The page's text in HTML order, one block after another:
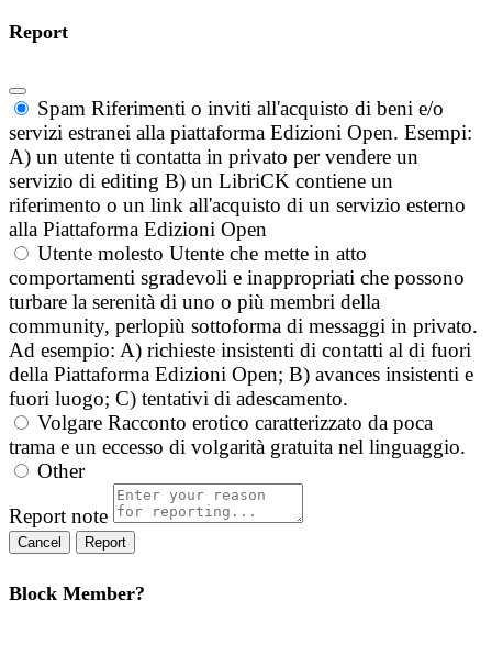
Report
Spam Riferimenti o inviti all'acquisto di beni e/o
servizi estranei alla piattaforma Edizioni Open. Esempi:
A) un utente ti contatta in privato per vendere un
servizio di editing B) un LibriCK contiene un
riferimento o un link all'acquisto di un servizio esterno
alla Piattaforma Edizioni Open
Utente molesto Utente che mette in atto
comportamenti sgradevoli e inappropriati che possono
turbare la serenità di uno o più membri della
community, perlopiù sottoforma di messaggi in privato.
Ad esempio: A) richieste insistenti di contatti al di fuori
della Piattaforma Edizioni Open; B) avances insistenti e
fuori luogo; C) tentativi di adescamento.
Volgare Racconto erotico caratterizzato da poca
trama e un eccesso di volgarità gratuita nel linguaggio.
Other
Report note
Report
Block Member?